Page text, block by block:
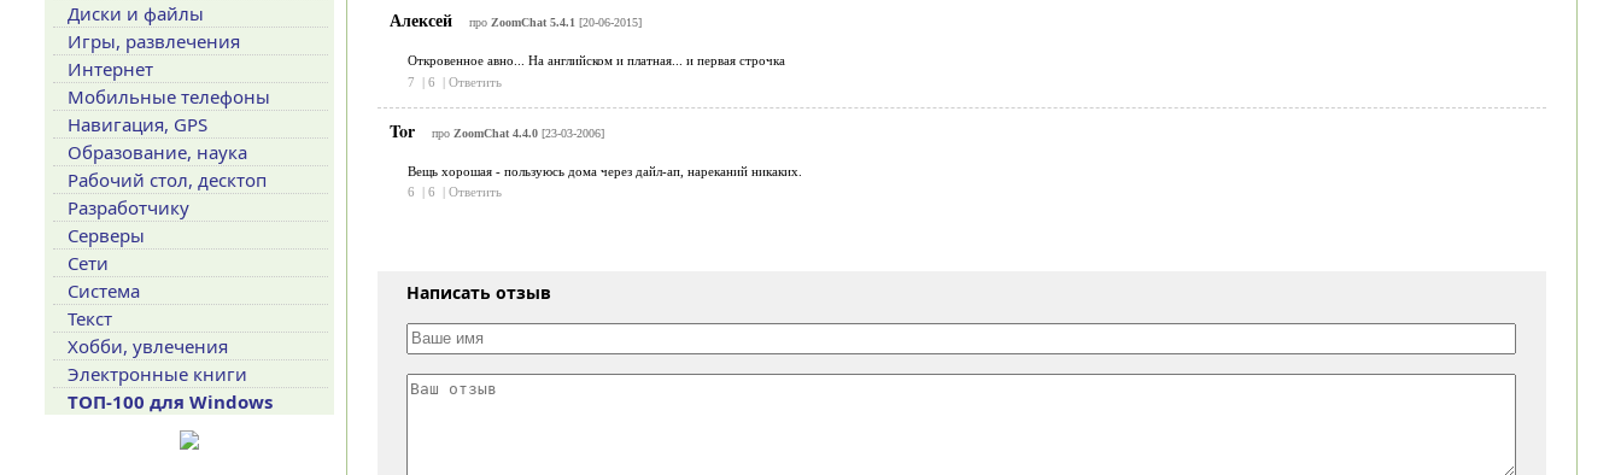
Алексей про ZoomChat 5.4.1 [20-06-2015]
Откровенное авно... На английском и платная... и первая строчка
7
| 6 | Ответить
Tor про ZoomChat 4.4.0[23-03-2006]
Вещь хорошая - пользуюсь дома через дайл-ап, нареканий никаких.
6
| 6 | Ответить
Написать отзыв
Диски и файлы
Игры, развлечения
Интернет
Мобильные телефоны
Навигация, GPS
Образование, наука
Рабочий стол, десктоп
Разработчику
Серверы
Сети
Система
Текст
Хобби, увлечения
Электронные книги
ТОП-100 для Windows